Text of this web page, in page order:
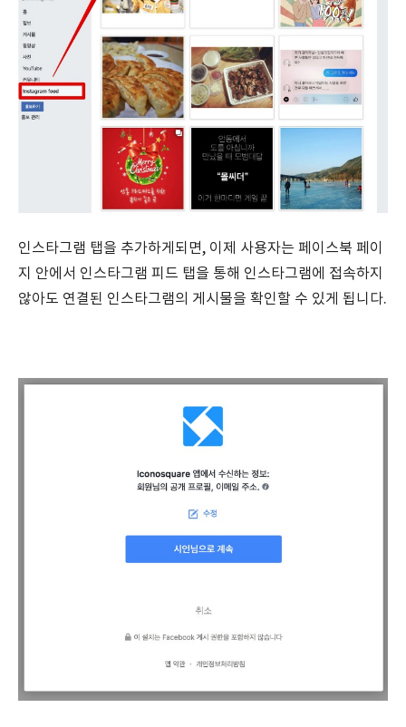
인스타그램 탭을 추가하게되면, 이제 사용자는 페이스북 페이
지 안에서 인스타그램 피드 탭을 통해 인스타그램에 접속하지
않아도 연결된 인스타그램의 게시물을 확인할 수 있게 됩니다.